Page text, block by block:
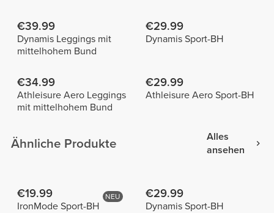
€39.99
Dynamis Leggings mit
mittelhohem Bund
€29.99
Dynamis Sport-BH
€34.99
Athleisure Aero Leggings
mit mittelhohem Bund
€29.99
Athleisure Aero Sport-BH
Ähnliche Produkte
Alles
ansehen
NEU
€19.99
IronMode Sport-BH
€29.99
Dynamis Sport-BH